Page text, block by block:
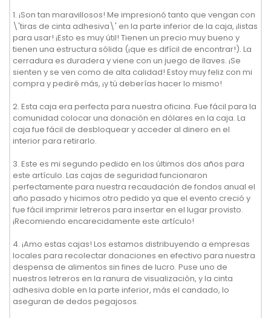
1. ¡Son tan maravillosos! Me impresionó tanto que vengan con
\'tiras de cinta adhesiva\' en la parte inferior de la caja, ¡listas
para usar! ¡Esto es muy útil! Tienen un precio muy bueno y
tienen una estructura sólida (¡que es difícil de encontrar!). La
cerradura es duradera y viene con un juego de llaves. ¡Se
sienten y se ven como de alta calidad! Estoy muy feliz con mi
compra y pediré más, ¡y tú deberías hacer lo mismo!
2. Esta caja era perfecta para nuestra oficina. Fue fácil para la
comunidad colocar una donación en dólares en la caja. La
caja fue fácil de desbloquear y acceder al dinero en el
interior para retirarlo.
3. Este es mi segundo pedido en los últimos dos años para
este artículo. Las cajas de seguridad funcionaron
perfectamente para nuestra recaudación de fondos anual el
año pasado y hicimos otro pedido ya que el evento creció y
fue fácil imprimir letreros para insertar en el lugar provisto.
¡Recomiendo encarecidamente este artículo!
4. ¡Amo estas cajas! Los estamos distribuyendo a empresas
locales para recolectar donaciones en efectivo para nuestra
despensa de alimentos sin fines de lucro. Puse uno de
nuestros letreros en la ranura de visualización, y la cinta
adhesiva doble en la parte inferior, más el candado, lo
aseguran de dedos pegajosos.